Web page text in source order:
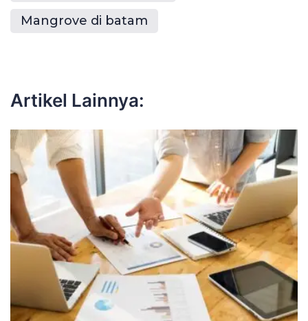
Mangrove di batam
Artikel Lainnya: